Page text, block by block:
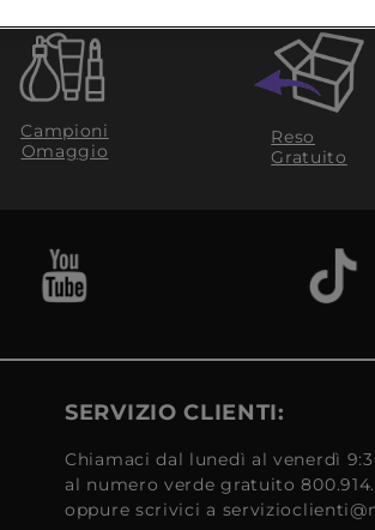
Campioni
Omaggio
Reso
Gratuito
SERVIZIO CLIENTI:
Chiamaci dal lunedì al venerdì
al numero verde gratuito
oppure scrivici a